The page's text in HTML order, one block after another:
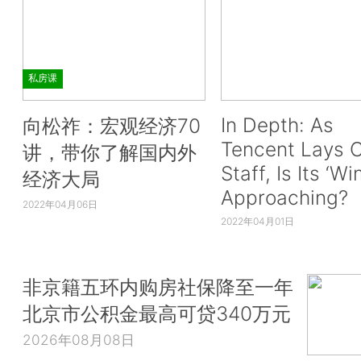
私房课
向松祚：宏观经济70
讲，带你了解国内外
经济大局
2022年04月06日
In Depth: As
Tencent Lays
Staff, Is Its
Approaching?
2022年04月01日
非京籍五环内购房社保降至一年
北京市公积金最高可贷340万元
2026年08月08日